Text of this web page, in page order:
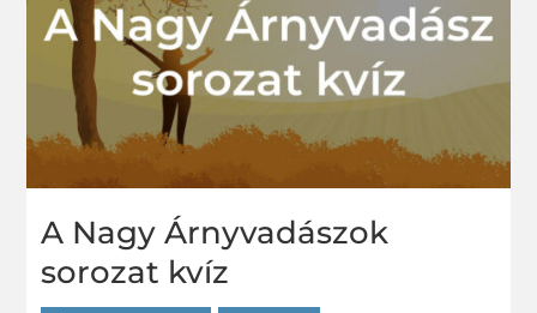
A Nagy Árnyvadászok
sorozat kvíz